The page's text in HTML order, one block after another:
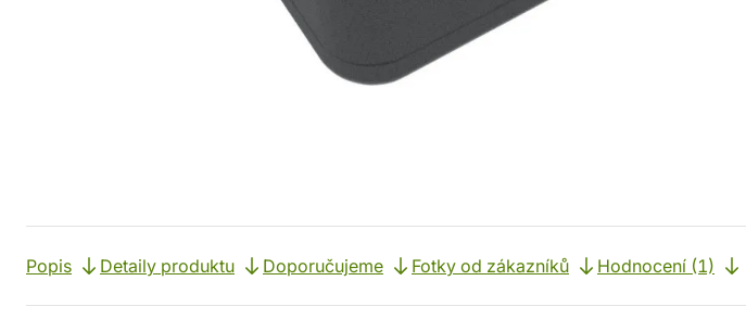
Popis Detaily produktu Doporučujeme Fotky od zákazníků Hodnocení (1)